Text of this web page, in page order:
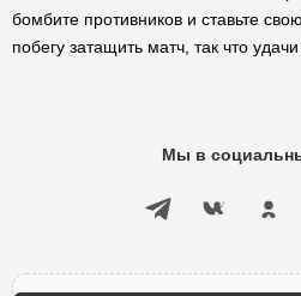
бомбите противников и ставьте
побегу затащить матч, так что
Мы в